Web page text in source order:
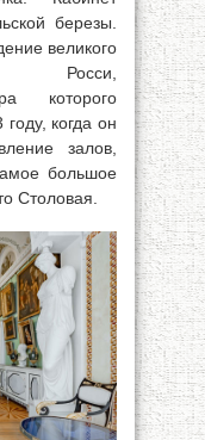
березы.
великого
Росси,
которого
когда он
залов,
большое
Столовая.